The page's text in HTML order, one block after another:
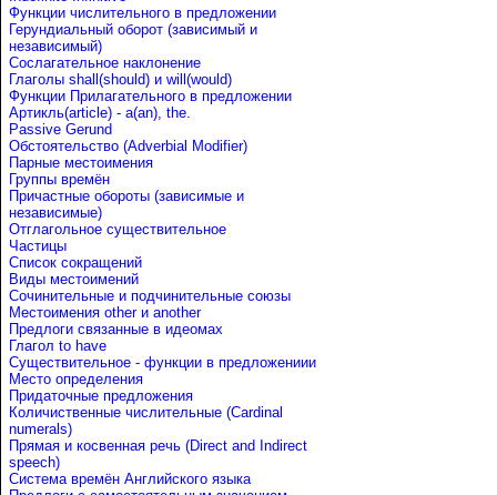
Функции числительного в предложении
Герундиальный оборот (зависимый и
независимый)
Сослагательное наклонение
Глаголы shall(should) и will(would)
Функции Прилагательного в предложении
Артикль(article) - a(an), the.
Passive Gerund
Обстоятельство (Adverbial Modifier)
Парные местоимения
Группы времён
Причастные обороты (зависимые и
независимые)
Отглагольное существительное
Частицы
Список сокращений
Виды местоимений
Сочинительные и подчинительные союзы
Местоимения other и another
Предлоги связанные в идеомах
Глагол to have
Существительное - функции в предложениии
Место определения
Придаточные предложения
Количиственные числительные (Cardinal
numerals)
Прямая и косвенная речь (Direct and Indirect
speech)
Система времён Английского языка